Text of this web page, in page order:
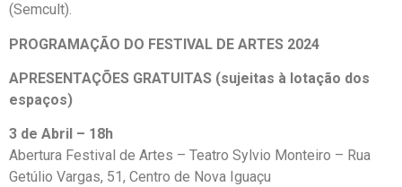
(Semcult).
PROGRAMAÇÃO DO FESTIVAL DE ARTES 2024
APRESENTAÇÕES GRATUITAS (sujeitas à lotação dos
espaços)
3 de Abril – 18h
Abertura Festival de Artes – Teatro Sylvio Monteiro – Rua
Getúlio Vargas, 51, Centro de Nova Iguaçu